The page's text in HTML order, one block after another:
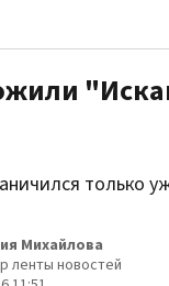
только
Михайлова
ленты новостей